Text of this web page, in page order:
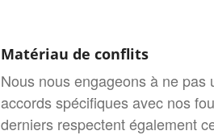
Matériau de conflits
Nous nous engageons à ne
accords spécifiques avec nos
derniers respectent également